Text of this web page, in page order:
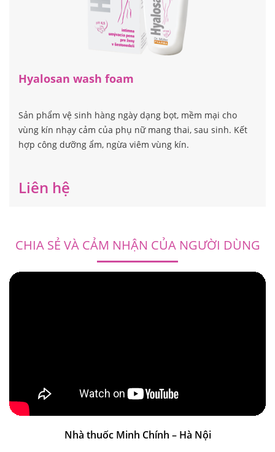
Hyalosan wash foam
Sản phẩm vệ sinh hàng ngày dạng bọt, mềm mại cho
vùng kín nhạy cảm của phụ nữ mang thai, sau sinh. Kết
hợp công dưỡng ẩm, ngừa viêm vùng kín.
Liên hệ
CHIA SẺ VÀ CẢM NHẬN CỦA NGƯỜI DÙNG
Nhà thuốc Minh Chính – Hà Nội